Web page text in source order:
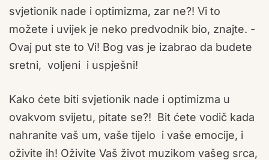
svjetionik nade i optimizma, zar ne?! Vi to
možete i uvijek je neko predvodnik bio, znajte. -
Ovaj put ste to Vi! Bog vas je izabrao da budete
sretni, voljeni i uspješni!
Kako ćete biti svjetionik nade i optimizma u
ovakvom svijetu, pitate se?! Bit ćete vodič kada
nahranite vaš um, vaše tijelo i vaše emocije, i
oživite ih! Oživite Vaš život muzikom vašeg srca,